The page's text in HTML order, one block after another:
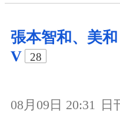
張本智和、美
V
28
08月09日 20:31 日